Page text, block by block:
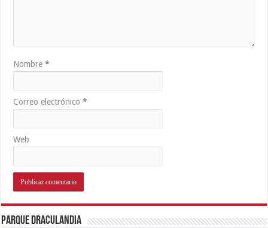
Nombre*
Correo electrónico*
Web
Parque Draculandia